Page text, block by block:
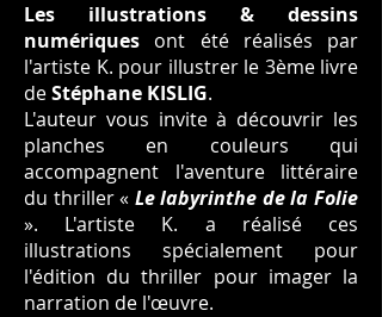
Les illustrations & dessins
numériques ont été réalisés par
l'artiste K. pour illustrer le 3ème livre
deStéphane KISLIG.
L'auteur vous invite à découvrir les
planches en couleurs qui
accompagnent l'aventure littéraire
du thriller « Le labyrinthe de la Folie
». L'artiste K. a réalisé ces
illustrations spécialement pour
l'édition du thriller pour imager la
narration de l'œuvre.